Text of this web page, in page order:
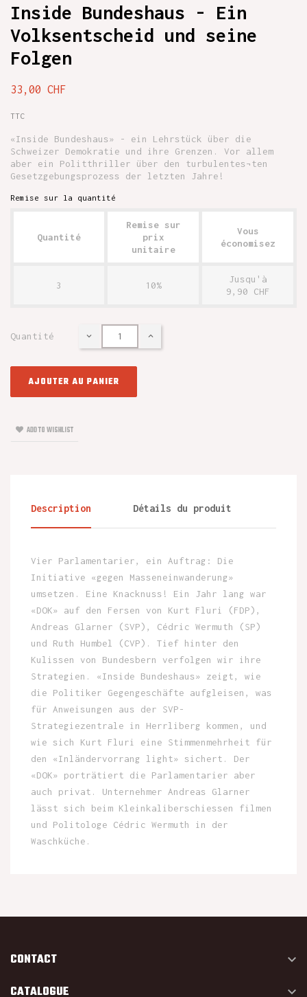
Inside Bundeshaus - Ein
Volksentscheid und seine
Folgen
33,00 CHF
TTC
«Inside Bundeshaus» - ein Lehrstück über die
Schweizer Demokratie und ihre Grenzen. Vor allem
aber ein Politthriller über den turbulentes¬ten
Gesetzgebungsprozess der letzten Jahre!
Remise sur la quantité
Quantité
Remise sur
prix
unitaire
Vous
économisez
3 10%
Jusqu'à
9,90 CHF
Quantité
AJOUTER AU PANIER
ADD TO WISHLIST
Description Détails du produit
Vier Parlamentarier, ein Auftrag: Die
Initiative «gegen Masseneinwanderung»
umsetzen. Eine Knacknuss! Ein Jahr lang war
«DOK» auf den Fersen von Kurt Fluri (FDP),
Andreas Glarner (SVP), Cédric Wermuth (SP)
und Ruth Humbel (CVP). Tief hinter den
Kulissen von Bundesbern verfolgen wir ihre
Strategien. «Inside Bundeshaus» zeigt, wie
die Politiker Gegengeschäfte aufgleisen, was
für Anweisungen aus der SVP-
Strategiezentrale in Herrliberg kommen, und
wie sich Kurt Fluri eine Stimmenmehrheit für
den «Inländervorrang light» sichert. Der
«DOK» porträtiert die Parlamentarier aber
auch privat. Unternehmer Andreas Glarner
lässt sich beim Kleinkaliberschiessen filmen
und Politologe Cédric Wermuth in der
Waschküche.
CONTACT 
CATALOGUE 